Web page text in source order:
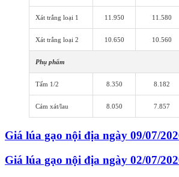
Xát trắng loại 1 11.950 11.580
Xát trắng loại 2 10.650 10.560
Phụ phẩm
Tấm 1/2 8.350 8.182
Cám xát/lau 8.050 7.857
Giá lúa gạo nội địa ngày 09/07/
Giá lúa gạo nội địa ngày 02/07/